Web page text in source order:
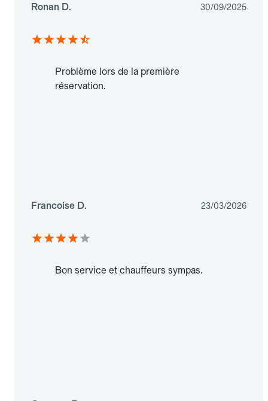
Ronan D. 30/09/2025
Problème lors de la première
réservation.
Francoise D. 23/03/2026
Bon service et chauffeurs sympas.